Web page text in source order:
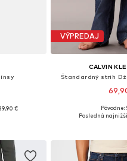
€
VÝPREDAJ
CALVIN
Štandardný strih
Dostupné v
Pôvodne:
Posledná